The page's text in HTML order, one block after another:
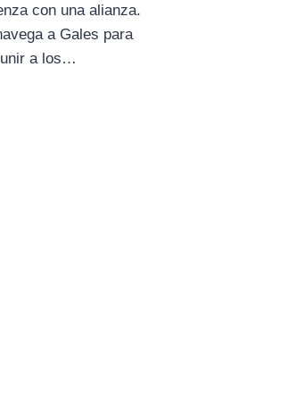
con una alianza.
a Gales para
a los…